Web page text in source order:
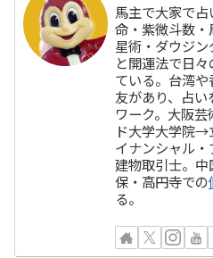
馬主で大家で
命・紫微斗数
星術・ダウジ
と開運法で日
ている。台湾
友があり、占
ワーク。大阪
ド大学大学院→
イナンシャル
建物取引士。
保・高円寺での
る。